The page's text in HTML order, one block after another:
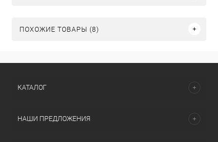
ПОХОЖИЕ ТОВАРЫ (8)
КАТАЛОГ
НАШИ ПРЕДЛОЖЕНИЯ